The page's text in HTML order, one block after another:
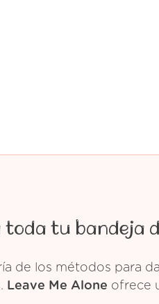
toda tu bandeja
de los métodos para
Leave Me Alone ofrece